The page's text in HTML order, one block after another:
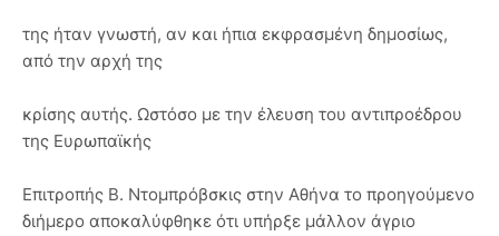
της ήταν γνωστή, αν και ήπια εκφρασμένη δημοσίως,
από την αρχή της
κρίσης αυτής. Ωστόσο με την έλευση του αντιπροέδρου
της Ευρωπαϊκής
Επιτροπής Β. Ντομπρόβσκις στην Αθήνα το προηγούμενο
διήμερο αποκαλύφθηκε ότι υπήρξε μάλλον άγριο